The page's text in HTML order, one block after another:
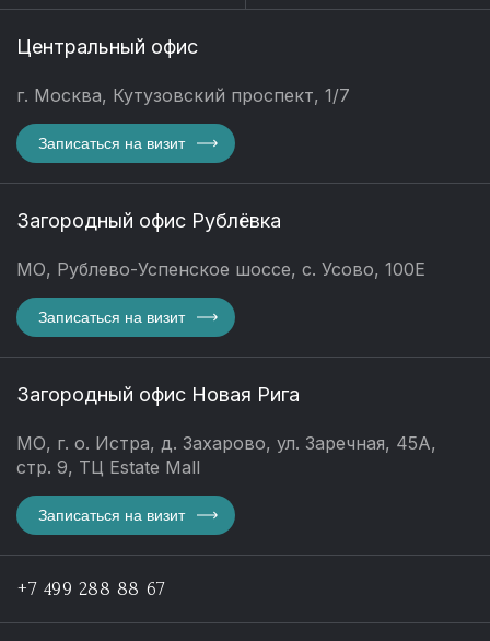
Центральный офис
г. Москва, Кутузовский проспект, 1/7
Записаться на визит
Загородный офис Рублёвка
МО, Рублево-Успенское шоссе, с. Усово, 100Е
Записаться на визит
Загородный офис Новая Рига
МО, г. о. Истра, д. Захарово, ул. Заречная, 45А,
стр. 9, ТЦ Estate Mall
Записаться на визит
+7 499 288 88 67